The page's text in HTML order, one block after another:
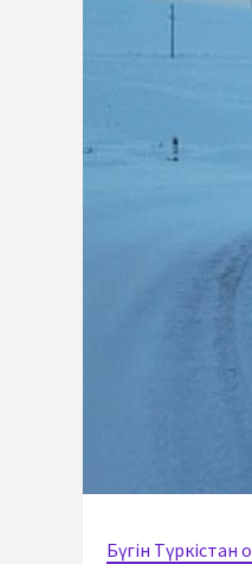
Бүгін